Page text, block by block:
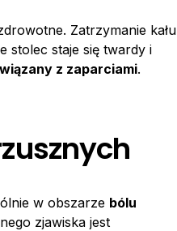
Zatrzymanie kału
stolec staje się twardy i
z zaparciami.
w obszarze bólu
zjawiska jest